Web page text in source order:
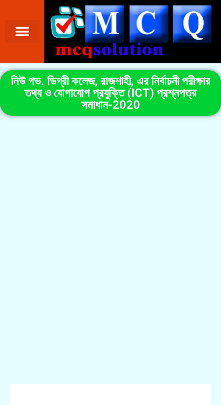
নিউ গভ. ডিগ্রী কলেজ, রাজশাহী, এর নির্বাচনী পরীক্ষার
তথ্য ও যোগাযোগ প্রযুক্তি (ICT) প্রশ্নপত্র
সমাধান-2020